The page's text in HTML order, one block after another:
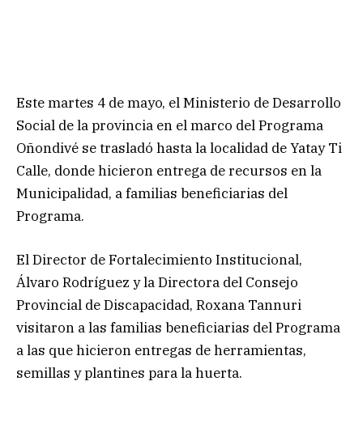
Este martes 4 de mayo, el Ministerio de Desarrollo
Social de la provincia en el marco del Programa
Oñondivé se trasladó hasta la localidad de Yatay Ti
Calle, donde hicieron entrega de recursos en la
Municipalidad, a familias beneficiarias del
Programa.
El Director de Fortalecimiento Institucional,
Álvaro Rodríguez y la Directora del Consejo
Provincial de Discapacidad, Roxana Tannuri
visitaron a las familias beneficiarias del Programa
a las que hicieron entregas de herramientas,
semillas y plantines para la huerta.